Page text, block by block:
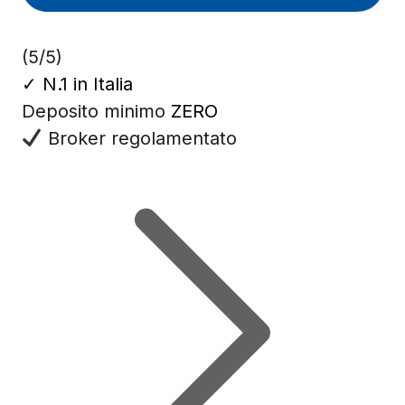
(5/5)
✓ N.1 in Italia
Deposito minimo ZERO
Broker regolamentato